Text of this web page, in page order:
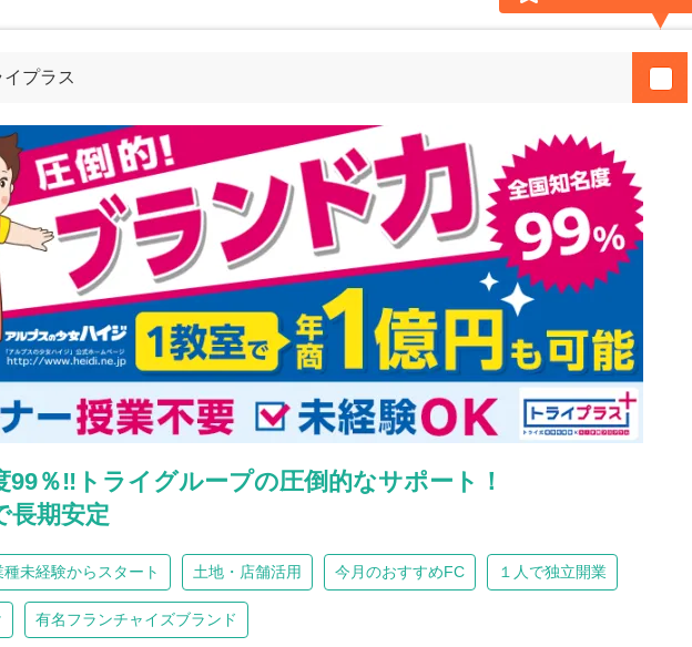
プラス
99％‼トライグループの圧倒的なサポート！
長期安定
種未経験からスタート 土地・店舗活用 今月のおすすめFC １人で独立開業
有名フランチャイズブランド